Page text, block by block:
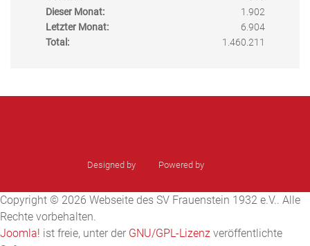
Dieser Monat:
1.902
Letzter Monat:
6.904
Total:
1.460.211
Designed by Powered by
Copyright © 2026 Webseite des SV Frauenstein 1932 e.V.. Alle
Rechte vorbehalten.
Joomla! ist freie, unter der GNU/GPL-Lizenz veröffentlichte